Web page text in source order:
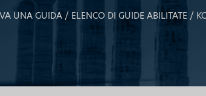
UNA GUIDA ELENCO DI GUIDE ABILITATE